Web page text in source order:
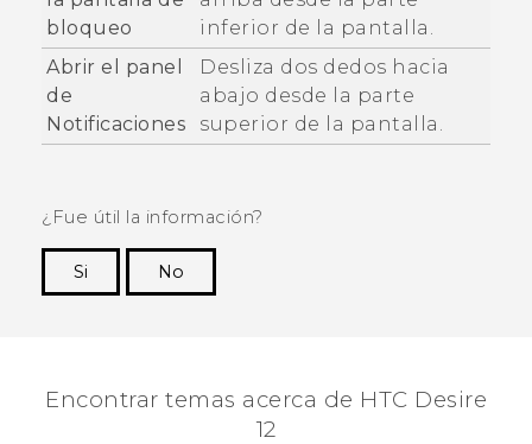
bloqueo
inferior de la pantalla.
Abrir el panel
de
Notificaciones
Desliza dos dedos hacia
abajo desde la parte
superior de la pantalla.
¿Fue útil la información?
Si
No
Encontrar temas acerca de HTC Desire
12